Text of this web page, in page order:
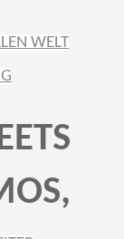
WELT